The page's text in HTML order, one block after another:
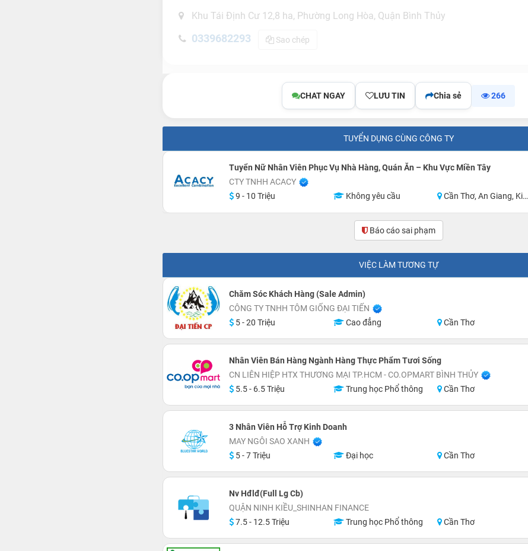
Khu Tái Định Cư 12,8 ha, Phường Long Hòa, Quận Bình Thủy
0339682293 Sao chép
CHAT NGAY LƯU TIN Chia sẻ 266
TUYỂN DỤNG CÙNG CÔNG TY
Tuyển Nữ Nhân Viên Phục Vụ Nhà Hàng, Quán Ăn – Khu Vực Miền Tây
CTY TNHH ACACY
9 - 10 Triệu
Không yêu cầu Cần Thơ, An Giang, Kiên Giang, Tiền Giang, Cà Mau, Long An
Báo cáo sai phạm
VIỆC LÀM TƯƠNG TỰ
Chăm Sóc Khách Hàng (Sale Admin)
CÔNG TY TNHH TÔM GIỐNG ĐẠI TIẾN
5 - 20 Triệu
Cao đẳng Cần Thơ
Nhân Viên Bán Hàng Ngành Hàng Thực Phẩm Tươi Sống
CN LIÊN HIỆP HTX THƯƠNG MẠI TP.HCM - CO.OPMART BÌNH THỦY
5.5 - 6.5 Triệu
Trung học Phổ thông Cần Thơ
3 Nhân Viên Hỗ Trợ Kinh Doanh
MAY NGÔI SAO XANH
5 - 7 Triệu
Đại học Cần Thơ
Nv Hđlđ(Full Lg Cb)
QUẬN NINH KIỀU_SHINHAN FINANCE
7.5 - 12.5 Triệu
Trung học Phổ thông Cần Thơ